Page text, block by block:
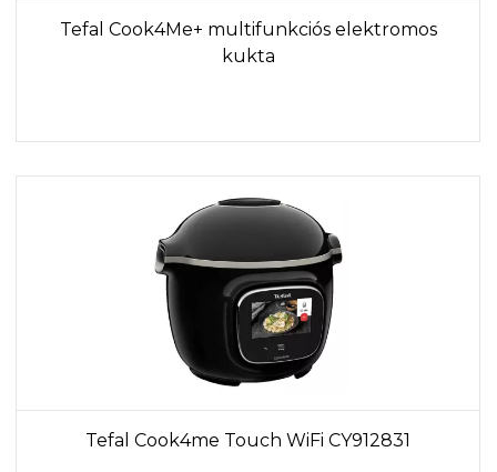
Tefal Cook4Me+ multifunkciós elektromos
kukta
Tefal Cook4me Touch WiFi CY912831